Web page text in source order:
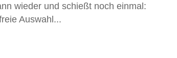
wieder und schießt noch einmal:
Auswahl...